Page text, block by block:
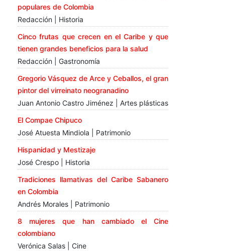
populares de Colombia
Redacción | Historia
Cinco frutas que crecen en el Caribe y que
tienen grandes beneficios para la salud
Redacción | Gastronomía
Gregorio Vásquez de Arce y Ceballos, el gran
pintor del virreinato neogranadino
Juan Antonio Castro Jiménez | Artes plásticas
El Compae Chipuco
José Atuesta Mindiola | Patrimonio
Hispanidad y Mestizaje
José Crespo | Historia
Tradiciones llamativas del Caribe Sabanero
en Colombia
Andrés Morales | Patrimonio
8 mujeres que han cambiado el Cine
colombiano
Verónica Salas | Cine